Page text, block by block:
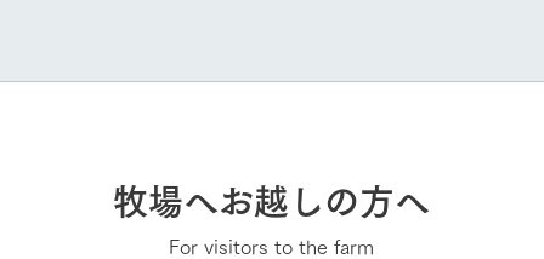
牧場へお越しの方へ
For visitors to the farm